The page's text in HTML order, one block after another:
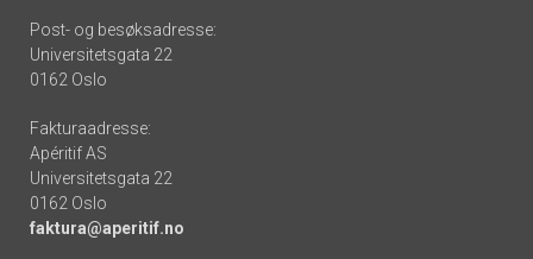
Post- og besøksadresse:
Universitetsgata 22
0162 Oslo
Fakturaadresse:
Apéritif AS
Universitetsgata 22
0162 Oslo
faktura@aperitif.no